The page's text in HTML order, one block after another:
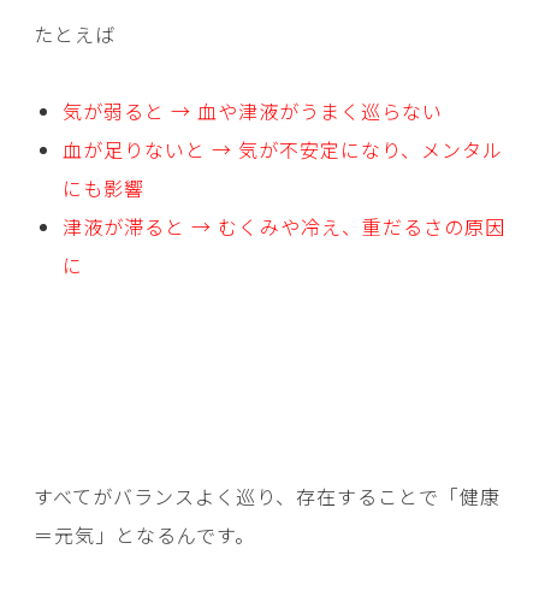
たとえば
気が弱ると → 血や津液がうまく巡らない
血が足りないと → 気が不安定になり、メンタル
にも影響
津液が滞ると → むくみや冷え、重だるさの原因
に
すべてがバランスよく巡り、存在することで「健康
＝元気」となるんです。